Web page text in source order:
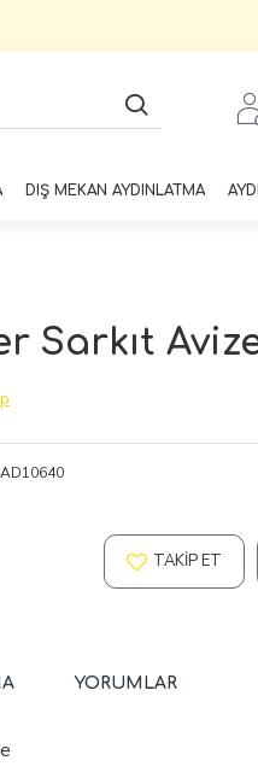
DIŞ MEKAN AYDINLATMA
Sarkıt
AD10640
TAKIP ET
YORUMLAR